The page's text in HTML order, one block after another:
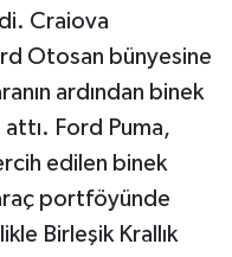
Craiova
Otosan bünyesine
ardından binek
Ford Puma,
edilen binek
portföyünde
Birleşik Krallık